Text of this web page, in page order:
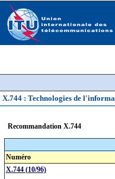
X.744 : Technologies de
Recommandation X.744
Numéro
X.744 (10/96)